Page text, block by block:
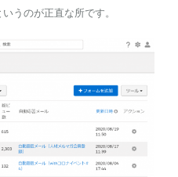
うのが正直な所です。